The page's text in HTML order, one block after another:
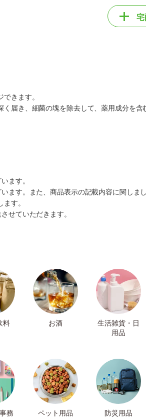
きます。
届き、細菌の塊を除去して、薬用成分を含
ます。
ます。また、商品表示の記載内容に関しま
す。
せていただきます。
料 お酒
生活雑貨・日
用品
務
ペット用品 防災用品